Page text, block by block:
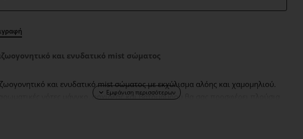
και ενυδατικό mist σώματος
και ενυδατικό mist σώματος με εκχύλισμα αλόης και χαμομηλιού.
νότες μάνγκο, ορχιδέας και βατόμουρου θα σας προσφέρει πλούσια